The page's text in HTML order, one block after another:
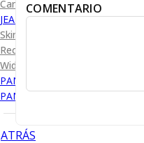
Camiseta Lisa
JEANS
Skinny Levanta Pompis
Recto Levanta Pompis
Wide Leg
PANTALÓN DE VESTIR
PANTALÓN CASUAL
ATRÁS
COMENTARIO